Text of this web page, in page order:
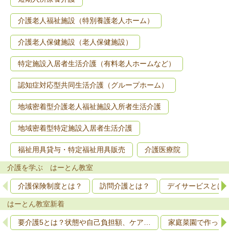
介護老人福祉施設（特別養護老人ホーム）
介護老人保健施設（老人保健施設）
特定施設入居者生活介護（有料老人ホームなど）
認知症対応型共同生活介護（グループホーム）
地域密着型介護老人福祉施設入所者生活介護
地域密着型特定施設入居者生活介護
福祉用具貸与・特定福祉用具販売 介護医療院
介護を学ぶ はーとん教室
介護保険制度とは？ 訪問介護とは？ デイサービスとは
はーとん教室新着
要介護5とは？状態や自己負担額、ケア… 家庭菜園で作っ